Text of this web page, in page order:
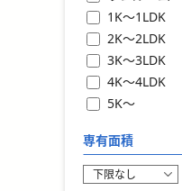
1K〜1LDK
2K〜2LDK
3K〜3LDK
4K〜4LDK
5K〜
専有面積